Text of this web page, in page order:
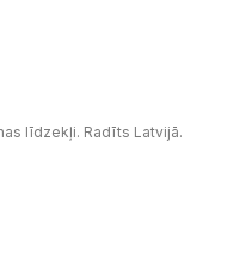
līdzekļi. Radīts Latvijā.